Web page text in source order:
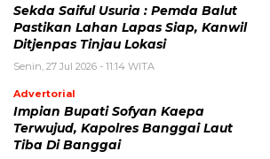
Sekda Saiful Usuria : Pemda Balut
Pastikan Lahan Lapas Siap, Kanwil
Ditjenpas Tinjau Lokasi
Senin, 27 Jul 2026 - 11:14 WITA
Advertorial
Impian Bupati Sofyan Kaepa
Terwujud, Kapolres Banggai Laut
Tiba Di Banggai